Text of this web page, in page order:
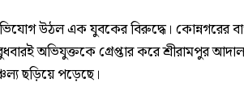
উঠল এক যুবকের বিরুদ্ধে। কোন্নগরের
অভিযুক্তকে গ্রেপ্তার করে শ্রীরামপুর
ছড়িয়ে পড়েছে।